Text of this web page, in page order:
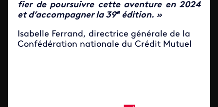
fier de poursuivre cette aventure en 2024
et d’accompagner la 39eédition. »
Isabelle Ferrand, directrice générale de la
Confédération nationale du Crédit Mutuel